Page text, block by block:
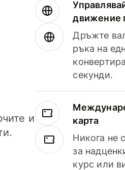
и
движение
Дръжте
ръка на
секунди.
карта
Никога не
за
курс или